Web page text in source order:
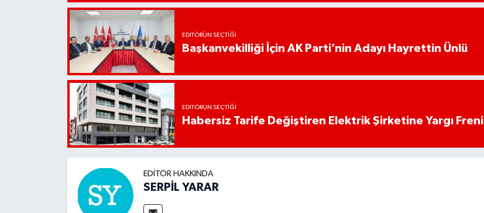
EDITÖRÜN SEÇTIĞI
Başkanvekilliği İçin AK Parti’nin Adayı Hayrettin Ünlü
EDITÖRÜN SEÇTIĞI
Habersiz Tarife Değiştiren Elektrik Şirketine Yargı Freni
EDITÖR HAKKINDA
SERPİL YARAR